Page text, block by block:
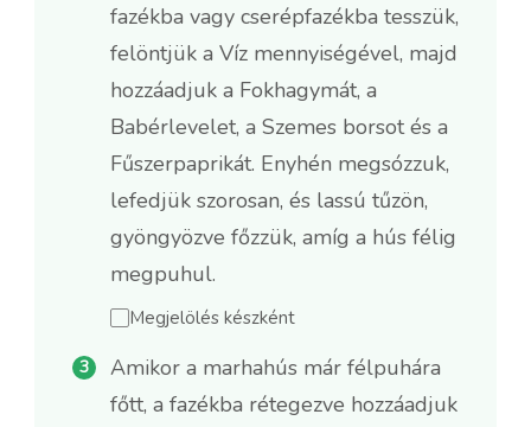
fazékba vagy cserépfazékba tesszük,
felöntjük a Víz mennyiségével, majd
hozzáadjuk a Fokhagymát, a
Babérlevelet, a Szemes borsot és a
Fűszerpaprikát. Enyhén megsózzuk,
lefedjük szorosan, és lassú tűzön,
gyöngyözve főzzük, amíg a hús félig
megpuhul.
Megjelölés készként
Amikor a marhahús már félpuhára
főtt, a fazékba rétegezve hozzáadjuk